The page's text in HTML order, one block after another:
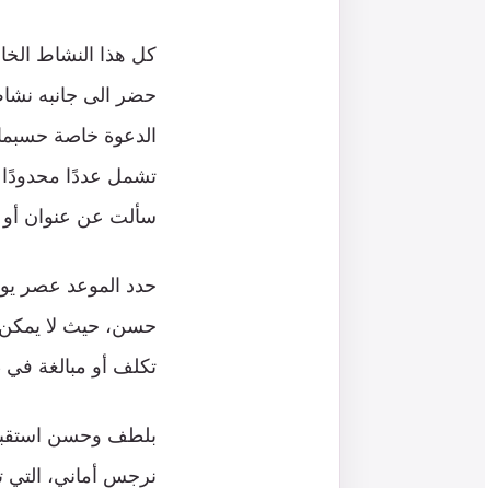
كل هذا النشاط
حضر الى جانبه
الدعوة خاصة
تشمل عددًا محدودًا
سألت عن عنوان أو
حدد الموعد عصر
حسن، حيث لا يمكن
تكلف أو مبالغة
بلطف وحسن
نرجس أماني، التي